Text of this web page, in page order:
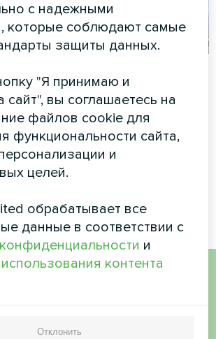
2025
Кондиционирование
Подробный прогноз
развития солнечной
энергетики в Европе
на 2024-2027 гг
или у вас
с надежными
которые соблюдают самые
защиты данных.
"Я принимаю и
сайт", вы соглашаетесь на
файлов cookie для
функциональности сайта,
и
целей.
обрабатывает все
данные в соответствии с
и
контента
Отклонить